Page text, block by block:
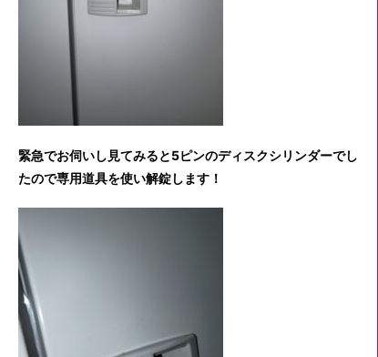
緊急でお伺いし見てみると5ピンのディスクシリンダーでし
たので専用道具を使い解錠します！